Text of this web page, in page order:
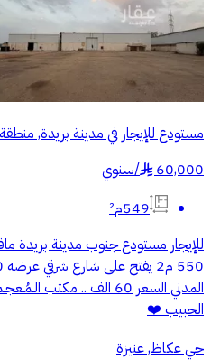
مستودع للإيجار في مدينة بريدة,
60,000
§
/سنوي
549م²
للإيجار مستودع جنوب مدينة بريدة
المدني السعر 60 الف ..
الحبيب ❤️
حي عكاظ, عنيزة